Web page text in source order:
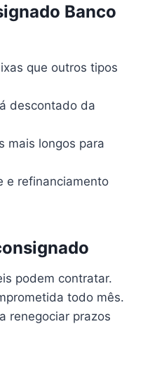
Banco
que outros tipos
descontado da
mais longos para
e refinanciamento
podem contratar.
todo mês.
renegociar prazos